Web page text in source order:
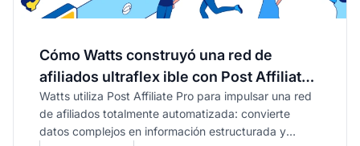
Cómo Watts construyó una red de
afiliados ultraflex ible con Post Affiliate
Pro
Watts utiliza Post Affiliate Pro para impulsar una red
de afiliados totalmente automatizada: convierte
datos complejos en información estructurada y